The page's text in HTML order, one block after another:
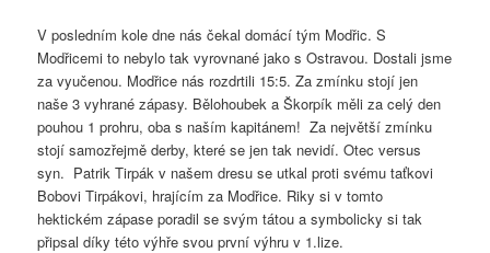
V posledním kole dne nás čekal domácí tým Modřic. S
Modřicemi to nebylo tak vyrovnané jako s Ostravou. Dostali jsme
za vyučenou. Modřice nás rozdrtili 15:5. Za zmínku stojí jen
naše 3 vyhrané zápasy. Bělohoubek a Škorpík měli za celý den
pouhou 1 prohru, oba s naším kapitánem! Za největší zmínku
stojí samozřejmě derby, které se jen tak nevidí. Otec versus
syn. Patrik Tirpák v našem dresu se utkal proti svému taťkovi
Bobovi Tirpákovi, hrajícím za Modřice. Riky si v tomto
hektickém zápase poradil se svým tátou a symbolicky si tak
připsal díky této výhře svou první výhru v 1.lize.